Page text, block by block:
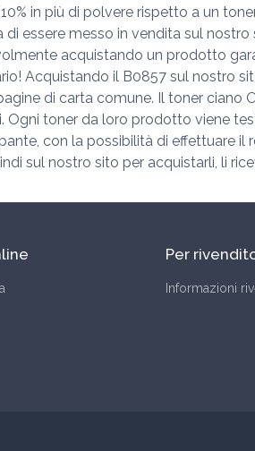
in più di polvere rispetto a un
essere messo in vendita sul
acquistando un prodotto
Acquistando il B0857 sul nostro
di carta comune. Il toner
toner da loro prodotto viene
con la possibilità di effettuare
sul nostro sito per acquistarli, li
Per
Informazioni